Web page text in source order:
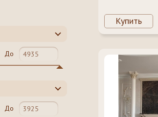
Купить
До
До